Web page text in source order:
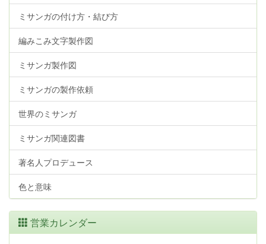
ミサンガの付け方・結び方
編みこみ文字製作図
ミサンガ製作図
ミサンガの製作依頼
世界のミサンガ
ミサンガ関連図書
著名人プロデュース
色と意味
営業カレンダー